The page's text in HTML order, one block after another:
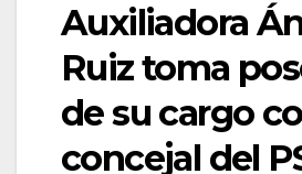
Auxiliadora
Ruiz toma
de su cargo
concejal del